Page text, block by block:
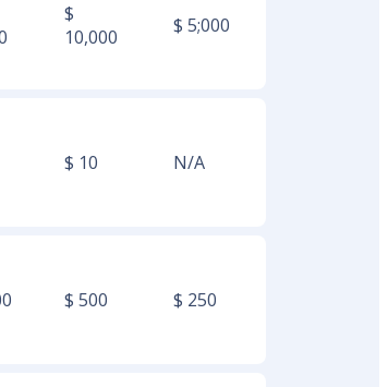
$
10,000
$ 10
$ 500
$ 5;000
N/A
$ 250